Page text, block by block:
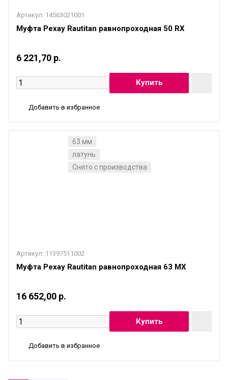
Артикул: 14563021001
Муфта Рехау Rautitan равнопроходная 50 RХ
6 221,70 р.
Добавить в избранное
63 мм
латунь
Снято с производства
Артикул: 11397511002
Муфта Рехау Rautitan равнопроходная 63 МХ
16 652,00 р.
Добавить в избранное